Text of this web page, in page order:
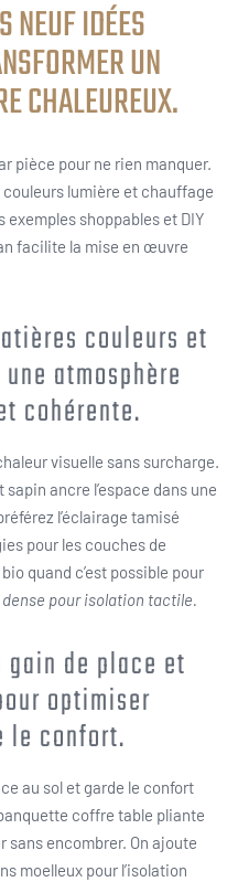
NEUF IDÉES
UN
CHALEUREUX.
pièce pour ne rien manquer.
lumière et chauffage
exemples shoppables et DIY
facilite la mise en œuvre
couleurs et
atmosphère
cohérente.
visuelle sans surcharge.
ancre l’espace dans une
l’éclairage tamisé
pour les couches de
quand c’est possible pour
pour isolation tactile.
de place et
optimiser
le confort.
au sol et garde le confort
coffre table pliante
encombrer. On ajoute
moelleux pour l’isolation